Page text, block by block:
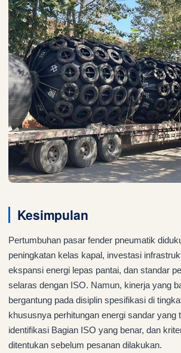
Kesimpulan
Pertumbuhan pasar fender pneumatik
peningkatan kelas kapal, investasi
ekspansi energi lepas pantai, dan standar
selaras dengan ISO. Namun, kinerja yang
bergantung pada disiplin spesifikasi di
khususnya perhitungan energi sandar yang
identifikasi Bagian ISO yang benar, dan
ditentukan sebelum pesanan dilakukan.